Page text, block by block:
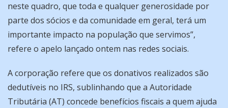
neste quadro, que toda e qualquer generosidade por
parte dos sócios e da comunidade em geral, terá um
importante impacto na população que servimos”,
refere o apelo lançado ontem nas redes sociais.
A corporação refere que os donativos realizados são
dedutíveis no IRS, sublinhando que a Autoridade
Tributária (AT) concede benefícios fiscais a quem ajuda